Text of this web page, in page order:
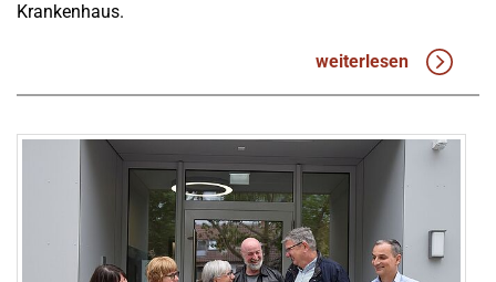
Krankenhaus.
weiterlesen